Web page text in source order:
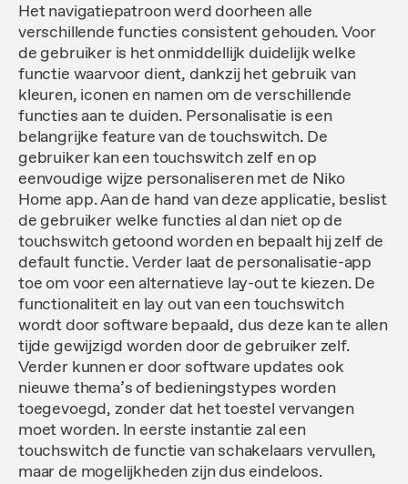
Het navigatiepatroon werd doorheen alle
verschillende functies consistent gehouden. Voor
de gebruiker is het onmiddellijk duidelijk welke
functie waarvoor dient, dankzij het gebruik van
kleuren, iconen en namen om de verschillende
functies aan te duiden. Personalisatie is een
belangrijke feature van de touchswitch. De
gebruiker kan een touchswitch zelf en op
eenvoudige wijze personaliseren met de Niko
Home app. Aan de hand van deze applicatie, beslist
de gebruiker welke functies al dan niet op de
touchswitch getoond worden en bepaalt hij zelf de
default functie. Verder laat de personalisatie-app
toe om voor een alternatieve lay-out te kiezen. De
functionaliteit en lay out van een touchswitch
wordt door software bepaald, dus deze kan te allen
tijde gewijzigd worden door de gebruiker zelf.
Verder kunnen er door software updates ook
nieuwe thema’s of bedieningstypes worden
toegevoegd, zonder dat het toestel vervangen
moet worden. In eerste instantie zal een
touchswitch de functie van schakelaars vervullen,
maar de mogelijkheden zijn dus eindeloos.